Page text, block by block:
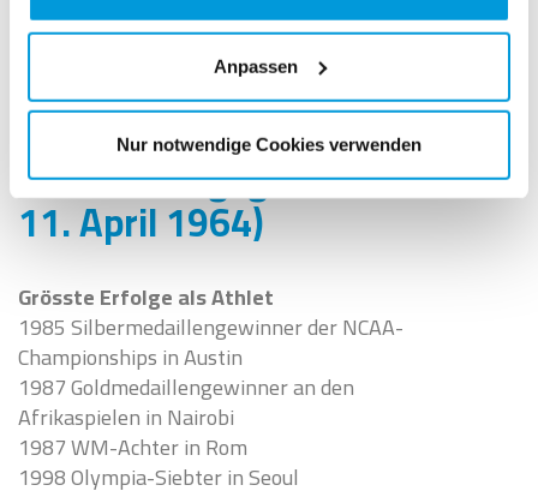
Anpassen
Nur notwendige Cookies verwenden
Bilder:NN Running Team (Kenia), Weltklasse
Zürich (Reg Brügger), Dieter Baumgartner
(SVM-Final 1998), Manuel Stocker
(Greifenseelauf 1999)
Patrick Sang (geb. am
11. April 1964)
Grösste Erfolge als Athlet
1985 Silbermedaillengewinner der NCAA-
Championships in Austin
1987 Goldmedaillengewinner an den
Afrikaspielen in Nairobi
1987 WM-Achter in Rom
1998 Olympia-Siebter in Seoul